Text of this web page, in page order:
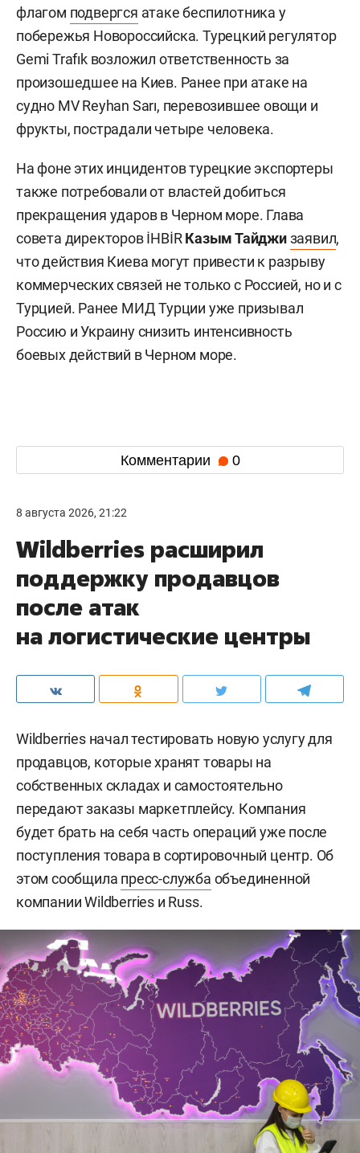
флагом подвергся атаке беспилотника у
побережья Новороссийска. Турецкий регулятор
Gemi Trafık возложил ответственность за
произошедшее на Киев. Ранее при атаке на
судно MV Reyhan Sarı, перевозившее овощи и
фрукты, пострадали четыре человека.
На фоне этих инцидентов турецкие экспортеры
также потребовали от властей добиться
прекращения ударов в Черном море. Глава
совета директоров İHBİRКазым Тайджизаявил,
что действия Киева могут привести к разрыву
коммерческих связей не только с Россией, но и с
Турцией. Ранее МИД Турции уже призывал
Россию и Украину снизить интенсивность
боевых действий в Черном море.
Комментарии 0
8 августа 2026, 21:22
Wildberries расширил
поддержку продавцов
после атак
на логистические центры
Wildberries начал тестировать новую услугу для
продавцов, которые хранят товары на
собственных складах и самостоятельно
передают заказы маркетплейсу. Компания
будет брать на себя часть операций уже после
поступления товара в сортировочный центр. Об
этом сообщила пресс-служба объединенной
компании Wildberries и Russ.